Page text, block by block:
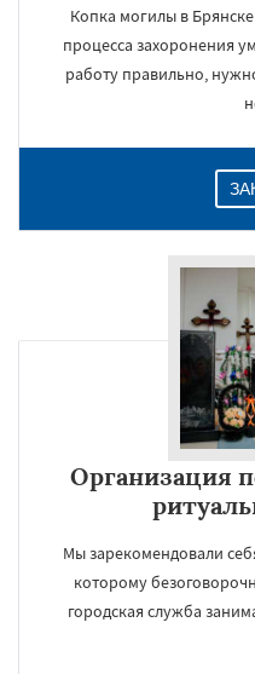
Копка могилы в
процесса захоронения
работу правильно,
Организация
Мы зарекомендовали
которому
городская служба
Даю согласие на